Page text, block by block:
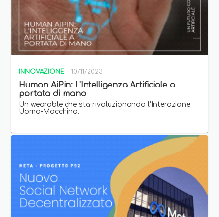
INNOVAZIONE 10/11/2023
Human AiPin: L'Intelligenza Artificiale a
portata di mano
Un wearable che sta rivoluzionando l'Interazione
Uomo-Macchina.